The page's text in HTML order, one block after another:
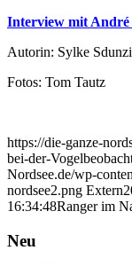
Interview mit
Autorin: Sylke
Fotos: Tom Tautz
https://die-ganze-
bei-der-
Nordsee.de/wp-
nordsee2.png Extern
16:34:48Ranger im
Neu